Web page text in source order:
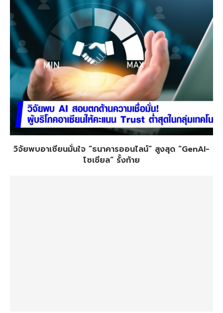
วิจัยพบอาเซียนมั่นใจ ”ธนาคารออนไลน์“ สูงสุด “GenAI-
โซเชียล“ รั้งท้าย